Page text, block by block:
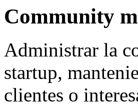
Community
Administrar la
startup,
clientes o